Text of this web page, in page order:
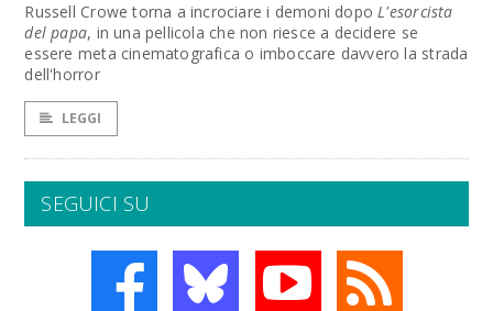
Russell Crowe torna a incrociare i demoni dopoL'esorcista
del papa, in una pellicola che non riesce a decidere se
essere meta cinematografica o imboccare davvero la strada
dell'horror
LEGGI
SEGUICI SU